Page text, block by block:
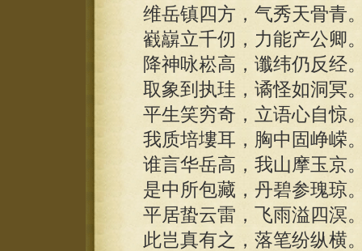
维岳镇四方，气秀天骨青
巀巐立千仞，力能产公卿
降神咏崧高，谶纬仍反经
取象到执珪，谲怪如洞冥
平生笑穷奇，立语心自惊
我质培塿耳，胸中固峥嵘
谁言华岳高，我山摩玉京
是中所包藏，丹碧参瑰琼
平居蛰云雷，飞雨溢四溟
此岂真有之，落笔纷纵横